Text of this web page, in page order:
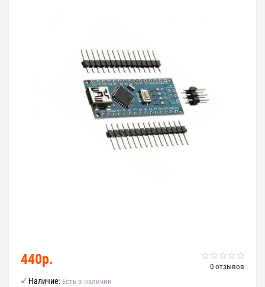
0 отзывов
440р.
Наличие: Есть в наличии